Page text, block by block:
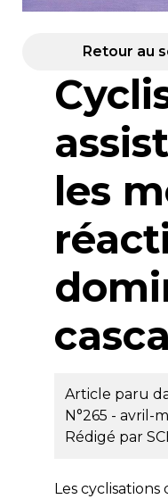
Retour au
les
Article paru
N°265 - avril-
Rédigé par
Les